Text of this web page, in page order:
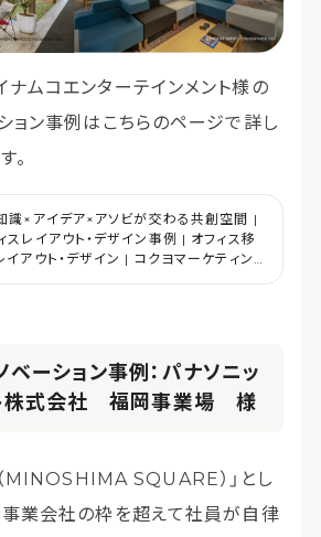
ムコエンターテインメント様の
ョン事例はこちらのページで詳し
。
識×アイデア×アソビが交わる共創空間 |
スレイアウト・デザイン事例 | オフィス移
イアウト・デザイン | コクヨマーケティン
ベーション事例：パナソニッ
株式会社 福岡事業場 様
MINOSHIMA SQUARE）」とし
事業会社の枠を超えて社員が自律